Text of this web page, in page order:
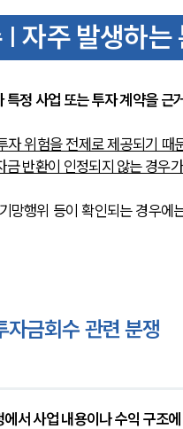
자주 발생하는
특정 사업 또는 투자 계약을 근
자 위험을 전제로 제공되기
반환이 인정되지 않는 경우
망행위 등이 확인되는 경우
자금회수 관련 분쟁
에서 사업 내용이나 수익 구조